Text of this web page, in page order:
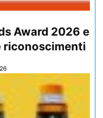
Award 2026 e
riconoscimenti